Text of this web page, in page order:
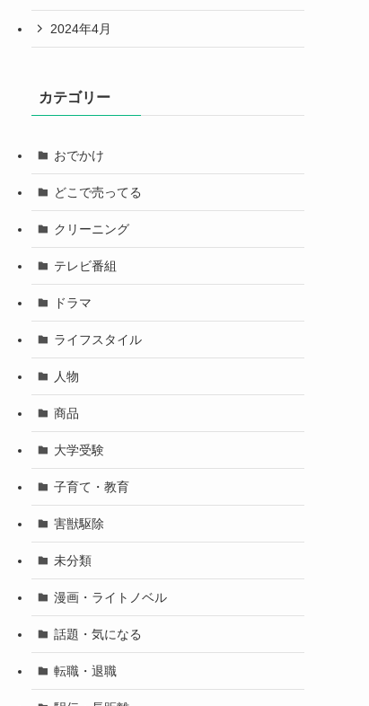
2024年4月
カテゴリー
おでかけ
どこで売ってる
クリーニング
テレビ番組
ドラマ
ライフスタイル
人物
商品
大学受験
子育て・教育
害獣駆除
未分類
漫画・ライトノベル
話題・気になる
転職・退職